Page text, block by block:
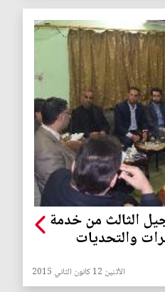
الثالث من خدمة
والتحديات
الأثنين 12 كانون الثاني 2015